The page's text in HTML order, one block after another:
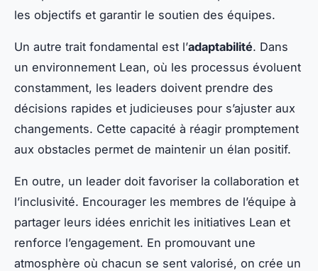
les objectifs et garantir le soutien des équipes.
Un autre trait fondamental est l’adaptabilité. Dans
un environnement Lean, où les processus évoluent
constamment, les leaders doivent prendre des
décisions rapides et judicieuses pour s’ajuster aux
changements. Cette capacité à réagir promptement
aux obstacles permet de maintenir un élan positif.
En outre, un leader doit favoriser la collaboration et
l’inclusivité. Encourager les membres de l’équipe à
partager leurs idées enrichit les initiatives Lean et
renforce l’engagement. En promouvant une
atmosphère où chacun se sent valorisé, on crée un